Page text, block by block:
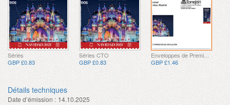
Séries
GBP £0.83
Séries CTO
GBP £0.83
Enveloppes de Premier Jour
GBP £1.46
Détails techniques
Date d’émission : 14.10.2025